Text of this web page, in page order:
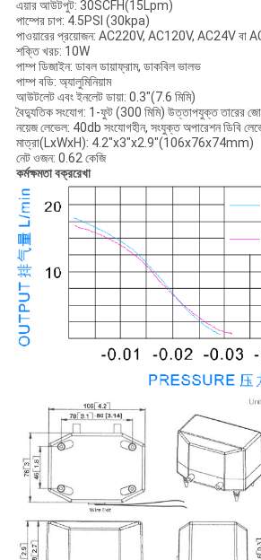
এয়ার আউটপুট: 30SCFH(15Lpm)
পাম্পের চাপ: 4.5PSI (30kpa)
পাওয়ারের প্রয়োজন: AC220V, AC120V, AC24V বা
শক্তি খরচ: 10W
পাম্প ডিজাইন: ডাবল ডায়াফ্রাম, ডাকবিল ভালভ
পাম্প বডি: অ্যালুমিনিয়াম
আউটলেট এবং ইনলেট ডায়া: 0.3"(7.6 মিমি)
বৈদ্যুতিক সংযোগ: 1-ফুট (300 মিমি) উত্তাপযুক্ত তারের
নয়েজ লেভেল: 40db সংযোগহীন, সংযুক্ত অপারেশন ডিবি
মাত্রা(LxWxH): 4.2"x3"x2.9"(106x76x74mm)
নেট ওজন: 0.62 কেজি
কর্মক্ষমতা বক্ররেখা